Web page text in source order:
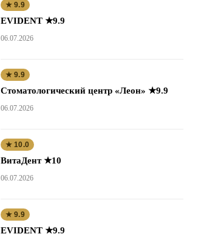
★ 9.9
EVIDENT ★9.9
06.07.2026
★ 9.9
Стоматологический центр «Леон» ★9.9
06.07.2026
★ 10.0
ВитаДент ★10
06.07.2026
★ 9.9
EVIDENT ★9.9